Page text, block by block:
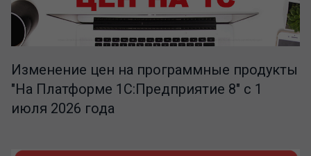
Изменение цен на программные продукты
"На Платформе 1С:Предприятие 8" с 1
июля 2026 года